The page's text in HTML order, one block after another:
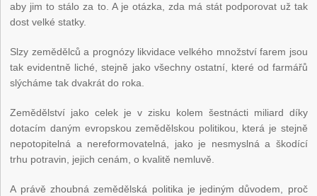
aby jim to stálo za to. A je otázka, zda má stát podporovat už tak
dost velké statky.
Slzy zemědělců a prognózy likvidace velkého množství farem jsou
tak evidentně liché, stejně jako všechny ostatní, které od farmářů
slýcháme tak dvakrát do roka.
Zemědělství jako celek je v zisku kolem šestnácti miliard díky
dotacím daným evropskou zemědělskou politikou, která je stejně
nepotopitelná a nereformovatelná, jako je nesmyslná a škodící
trhu potravin, jejich cenám, o kvalitě nemluvě.
A právě zhoubná zemědělská politika je jediným důvodem, proč